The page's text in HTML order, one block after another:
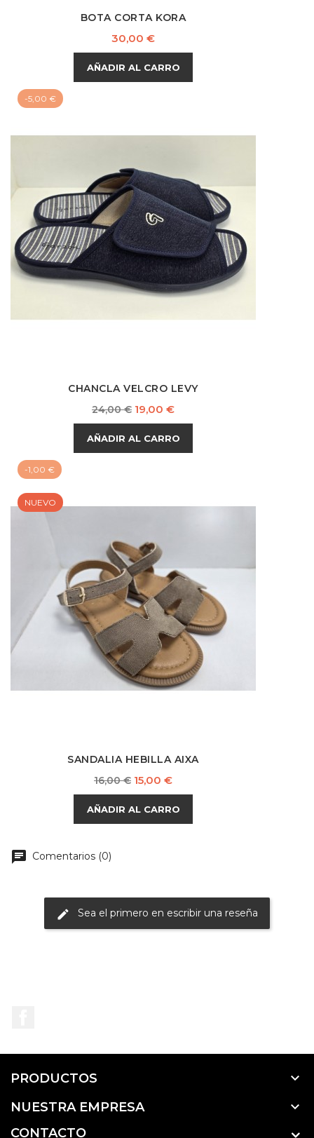
BOTA CORTA KORA
Precio
30,00 €
AÑADIR AL CARRO
-5,00 €
CHANCLA VELCRO LEVY
Precio
base
24,00 € Precio
19,00 €
AÑADIR AL CARRO
-1,00 €
NUEVO
SANDALIA HEBILLA AIXA
Precio
base
16,00 € Precio
15,00 €
AÑADIR AL CARRO
chat Comentarios (0)
edit Sea el primero en escribir una reseña
PRODUCTOS 
NUESTRA EMPRESA 
CONTACTO